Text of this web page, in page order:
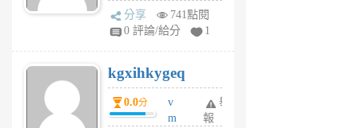
wi
w
6
個
月
前
分享
741點閱
0 評論/給分
1
kgxihkygeq
0.0分
v
m
舉
報